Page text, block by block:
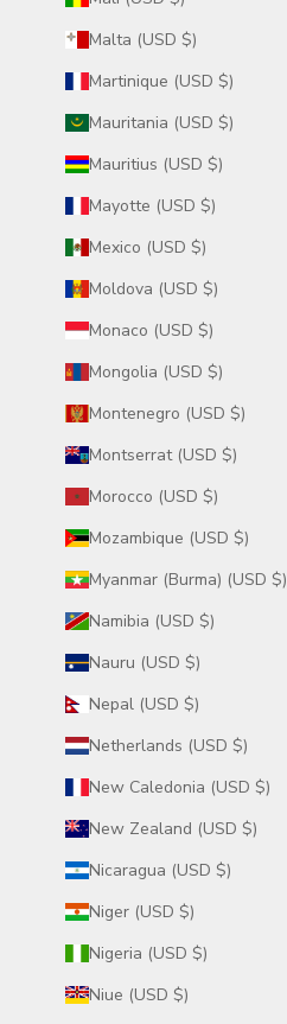
Malta (USD $)
Martinique (USD $)
Mauritania (USD $)
Mauritius (USD $)
Mayotte (USD $)
Mexico (USD $)
Moldova (USD $)
Monaco (USD $)
Mongolia (USD $)
Montenegro (USD $)
Montserrat (USD $)
Morocco (USD $)
Mozambique (USD $)
Myanmar (Burma) (USD $)
Namibia (USD $)
Nauru (USD $)
Nepal (USD $)
Netherlands (USD $)
New Caledonia (USD $)
New Zealand (USD $)
Nicaragua (USD $)
Niger (USD $)
Nigeria (USD $)
Niue (USD $)